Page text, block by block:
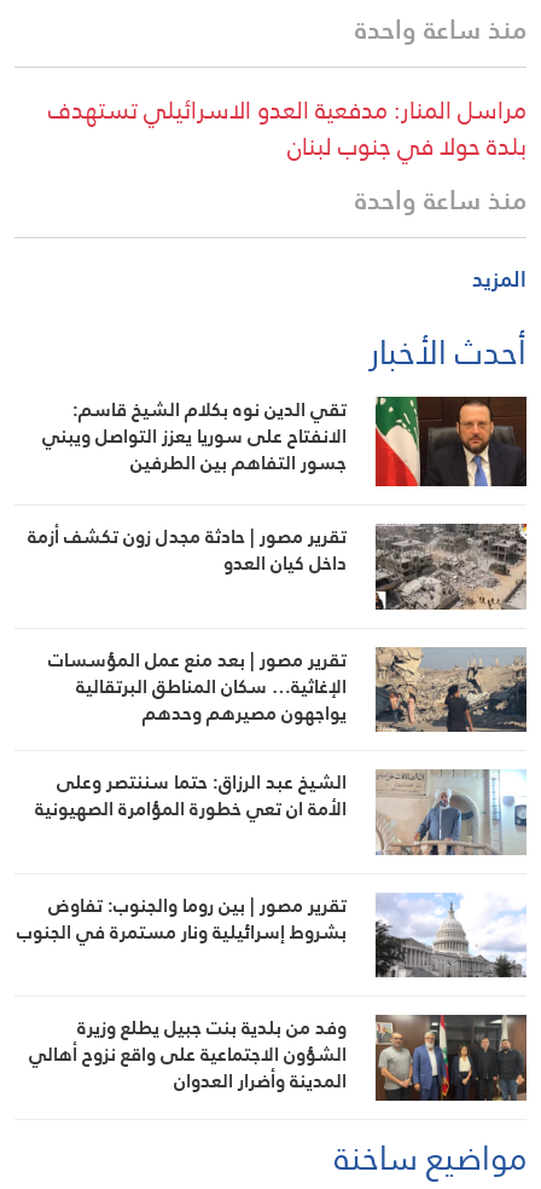
منذ ساعة واحدة
مراسل المنار: مدفعية العدو الاسرائيلي تستهدف
بلدة حولا في جنوب لبنان
منذ ساعة واحدة
المزيد
أحدث الأخبار
تقي الدين نوه بكلام الشيخ قاسم:
الانفتاح على سوريا يعزز التواصل ويبني
جسور التفاهم بين الطرفين
تقرير مصور | حادثة مجدل زون تكشف أزمة
داخل كيان العدو
تقرير مصور | بعد منع عمل المؤسسات
الإغاثية… سكان المناطق البرتقالية
يواجهون مصيرهم وحدهم
الشيخ عبد الرزاق: حتما سننتصر وعلى
الأمة ان تعي خطورة المؤامرة الصهيونية
تقرير مصور | بين روما والجنوب: تفاوض
بشروط إسرائيلية ونار مستمرة في الجنوب
وفد من بلدية بنت جبيل يطلع وزيرة
الشؤون الاجتماعية على واقع نزوح أهالي
المدينة وأضرار العدوان
مواضيع ساخنة